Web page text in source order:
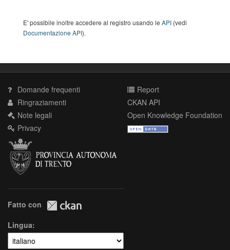
E' possibile inoltre accedere al registro usando le API (vedi
Documentazione API).
Domande frequenti
Ringraziamenti
Note legali
Privacy
Report
CKAN API
Open Knowledge Foundation
Fatto con
Lingua